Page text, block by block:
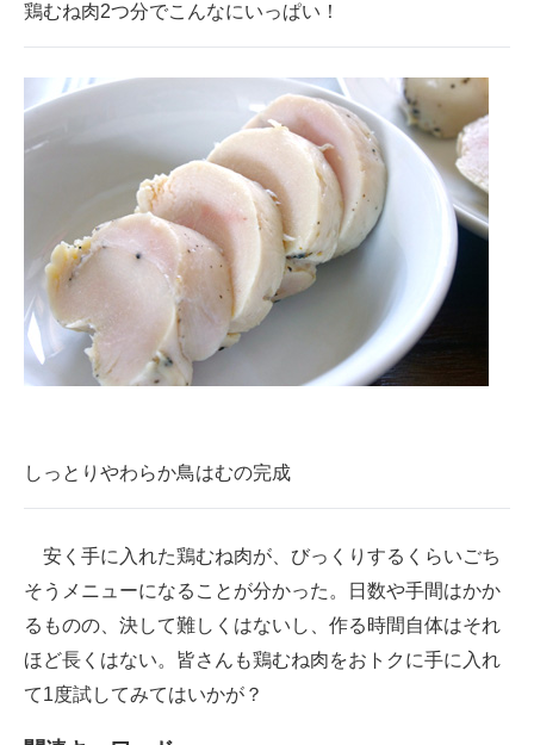
鶏むね肉2つ分でこんなにいっぱい！
しっとりやわらか鳥はむの完成
安く手に入れた鶏むね肉が、びっくりするくらいごち
そうメニューになることが分かった。日数や手間はかか
るものの、決して難しくはないし、作る時間自体はそれ
ほど長くはない。皆さんも鶏むね肉をおトクに手に入れ
て1度試してみてはいかが？